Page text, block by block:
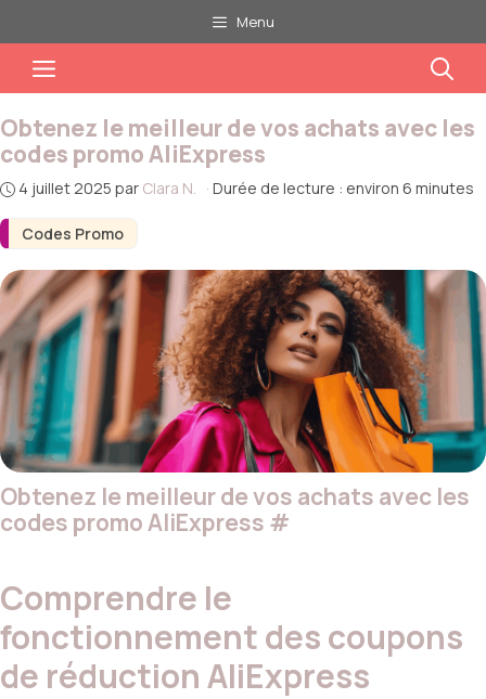
au
contenu
Menu
Menu
Codes Promo
Obtenez le meilleur de vos achats avec les
codes promo AliExpress
4 juillet 2025 par Clara N. · Durée de lecture : environ 6 minutes
Obtenez le meilleur de vos achats avec les
codes promo AliExpress #
Comprendre le
fonctionnement des coupons
de réduction AliExpress